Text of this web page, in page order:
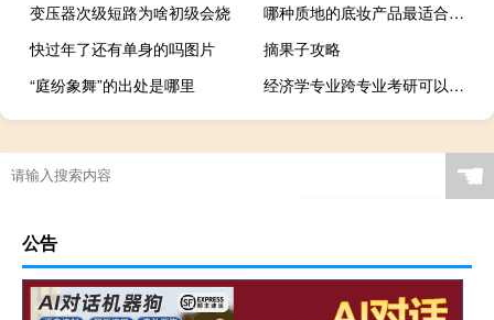
变压器次级短路为啥初级会烧
哪种质地的底妆产品最适合春夏季节
快过年了还有单身的吗图片
摘果子攻略
“庭纷象舞”的出处是哪里
经济学专业跨专业考研可以考哪些专业
☚
公告